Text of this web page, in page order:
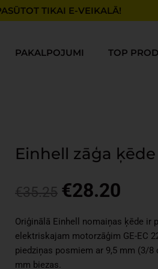
TIKAI E-VEIKALĀ!
PAKALPOJUMI TOP
Einhell zāģa
€35.25 Original
was:
€35.25.
€28.20
is:
Oriģinālā Einhell nomaiņas ķēde ir
elektriskajam motorzāģim GE-EC
piedziņas posmiem ar 9,5 mm (3/
mm biezas.